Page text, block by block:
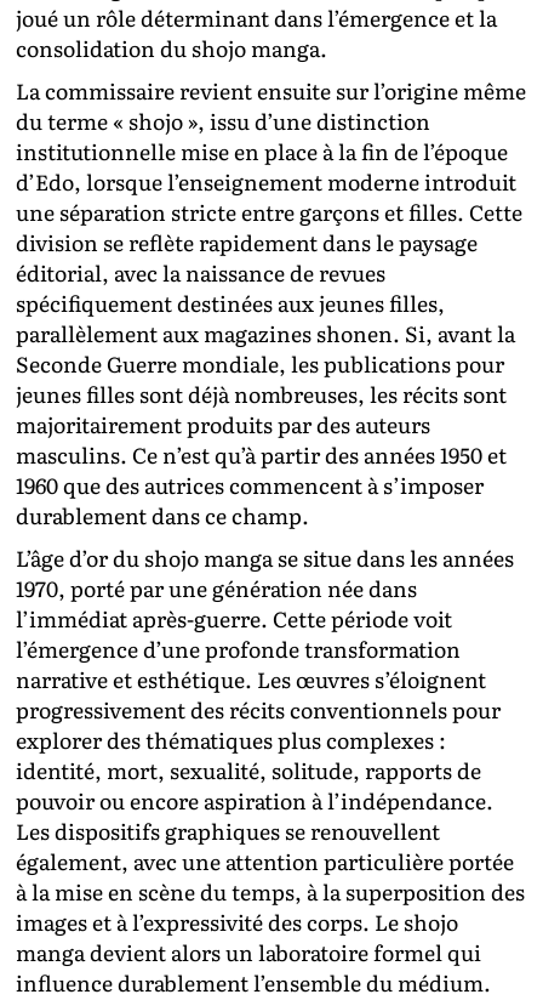
joué un rôle déterminant dans l’émergence et la
consolidation du shojo manga.
La commissaire revient ensuite sur l’origine même
du terme « shojo », issu d’une distinction
institutionnelle mise en place à la fin de l’époque
d’Edo, lorsque l’enseignement moderne introduit
une séparation stricte entre garçons et filles. Cette
division se reflète rapidement dans le paysage
éditorial, avec la naissance de revues
spécifiquement destinées aux jeunes filles,
parallèlement aux magazines shonen. Si, avant la
Seconde Guerre mondiale, les publications pour
jeunes filles sont déjà nombreuses, les récits sont
majoritairement produits par des auteurs
masculins. Ce n’est qu’à partir des années 1950 et
1960 que des autrices commencent à s’imposer
durablement dans ce champ.
L’âge d’or du shojo manga se situe dans les années
1970, porté par une génération née dans
l’immédiat après-guerre. Cette période voit
l’émergence d’une profonde transformation
narrative et esthétique. Les œuvres s’éloignent
progressivement des récits conventionnels pour
explorer des thématiques plus complexes :
identité, mort, sexualité, solitude, rapports de
pouvoir ou encore aspiration à l’indépendance.
Les dispositifs graphiques se renouvellent
également, avec une attention particulière portée
à la mise en scène du temps, à la superposition des
images et à l’expressivité des corps. Le shojo
manga devient alors un laboratoire formel qui
influence durablement l’ensemble du médium.